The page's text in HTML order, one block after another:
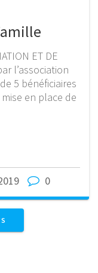
ET DE
l’association
5 bénéficiaires
en place de
0